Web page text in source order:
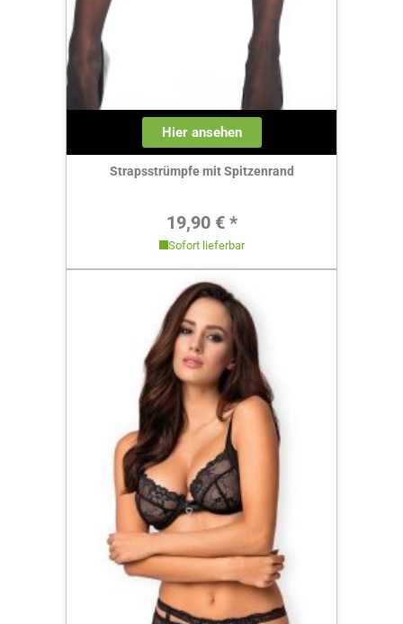
Hier ansehen
Strapsstrümpfe mit Spitzenrand
Regulärer Preis:
19,90 € *
Sofort lieferbar